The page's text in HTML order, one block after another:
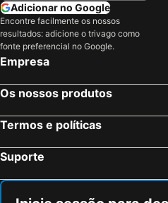
Adicionar no Google
Encontre facilmente os nossos
resultados: adicione o trivago como
fonte preferencial no Google.
Empresa
Os nossos produtos
Termos e políticas
Suporte